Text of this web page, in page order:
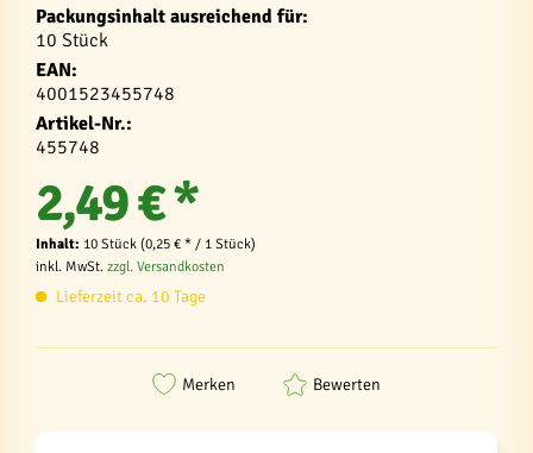
Packungsinhalt ausreichend für:
10 Stück
EAN:
4001523455748
Artikel-Nr.:
455748
2,49 € *
Inhalt: 10 Stück (0,25 € * / 1 Stück)
inkl. MwSt. zzgl. Versandkosten
Lieferzeit ca. 10 Tage
Merken Bewerten